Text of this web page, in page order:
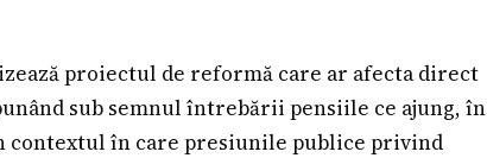
proiectul de reformă care ar afecta direct
sub semnul întrebării pensiile ce ajung, în
contextul în care presiunile publice privind